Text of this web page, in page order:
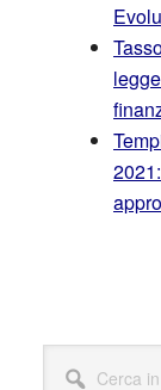
Barra